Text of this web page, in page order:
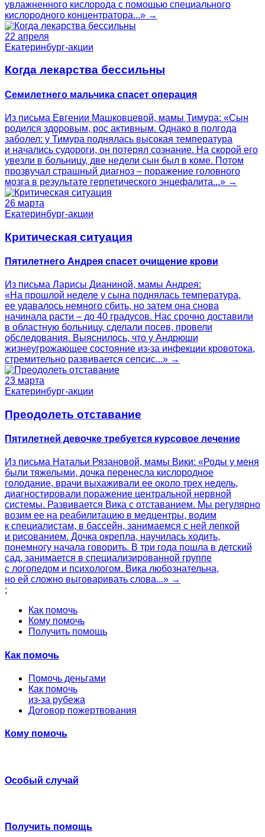
увлажненного кислорода с помощью специального
кислородного концентратора...» →
22 апреля
Екатеринбург-акции
Когда лекарства бессильны
Семилетнего мальчика спасет операция
Из письма Евгении Машковцевой, мамы Тимура: «Сын
родился здоровым, рос активным. Однако в полгода
заболел: у Тимура поднялась высокая температура
и начались судороги, он потерял сознание. На скорой его
увезли в больницу, две недели сын был в коме. Потом
прозвучал страшный диагноз – поражение головного
мозга в результате герпетического энцефалита...» →
26 марта
Екатеринбург-акции
Критическая ситуация
Пятилетнего Андрея спасет очищение крови
Из письма Ларисы Дианиной, мамы Андрея:
«На прошлой неделе у сына поднялась температура,
ее удавалось немного сбить, но затем она снова
начинала расти – до 40 градусов. Нас срочно доставили
в областную больницу, сделали посев, провели
обследования. Выяснилось, что у Андрюши
жизнеугрожающее состояние из-за инфекции кровотока,
стремительно развивается сепсис...» →
23 марта
Екатеринбург-акции
Преодолеть отставание
Пятилетней девочке требуется курсовое лечение
Из письма Натальи Рязановой, мамы Вики: «Роды у меня
были тяжелыми, дочка перенесла кислородное
голодание, врачи выхаживали ее около трех недель,
диагностировали поражение центральной нервной
системы. Развивается Вика с отставанием. Мы регулярно
возим ее на реабилитацию в медцентры, водим
к специалистам, в бассейн, занимаемся с ней лепкой
и рисованием. Дочка окрепла, научилась ходить,
понемногу начала говорить. В три года пошла в детский
сад, занимается в специализированной группе
с логопедом и психологом. Вика любознательна,
но ей сложно выговаривать слова...» →
;
Как помочь
Кому помочь
Получить помощь
Как помочь
Помочь деньгами
Как помочь
из-за рубежа
Договор пожертвования
Кому помочь
Особый случай
Получить помощь